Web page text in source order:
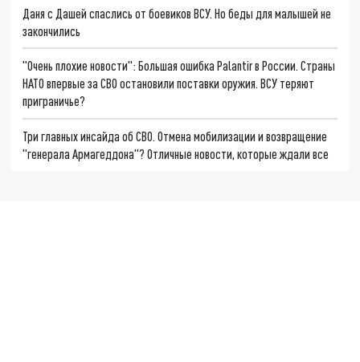
Даня с Дашей спаслись от боевиков ВСУ. Но беды для малышей не
закончились
"Очень плохие новости": Большая ошибка Palantir в России. Страны
НАТО впервые за СВО остановили поставки оружия. ВСУ теряют
приграничье?
Три главных инсайда об СВО. Отмена мобилизации и возвращение
"генерала Армагеддона"? Отличные новости, которые ждали все